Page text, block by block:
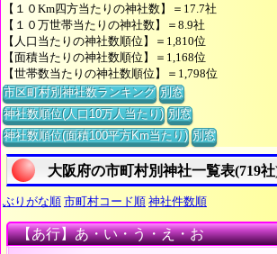
【１０Km四方当たりの神社数】＝17.7社
【１０万世帯当たりの神社数】＝8.9社
【人口当たりの神社数順位】＝1,810位
【面積当たりの神社数順位】＝1,168位
【世帯数当たりの神社数順位】＝1,798位
市区町村別神社数ランキング 別窓
神社数順位(人口10万人当たり) 別窓
神社数順位(面積100平方Km当たり) 別窓
大阪府の市町村別神社一覧表(719
ぶりがな順 市町村コード順 神社件数順
【あ行】あ・い・う・え・お